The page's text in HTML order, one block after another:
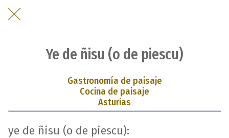
Ye de ñisu (o de piescu)
Gastronomía de paisaje
Cocina de paisaje
Asturias
ye de ñisu (o de piescu):